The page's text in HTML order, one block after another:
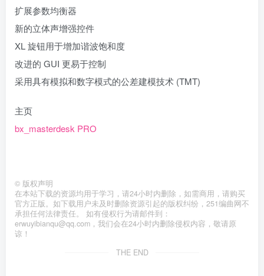
扩展参数均衡器
新的立体声增强控件
XL 旋钮用于增加谐波饱和度
改进的 GUI 更易于控制
采用具有模拟和数字模式的公差建模技术 (TMT)
主页
bx_masterdesk PRO
© 版权声明
在本站下载的资源均用于学习，请24小时内删除，如需商用，请购买
官方正版。如下载用户未及时删除资源引起的版权纠纷，251编曲网不
承担任何法律责任。 如有侵权行为请邮件到：
erwuyibianqu@qq.com，我们会在24小时内删除侵权内容，敬请原
谅！
THE END